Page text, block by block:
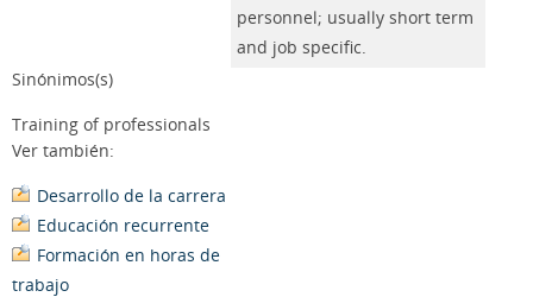
personnel; usually short term
and job specific.
Sinónimos(s)
Training of professionals
Ver también:
Desarrollo de la carrera
Educación recurrente
Formación en horas de
trabajo